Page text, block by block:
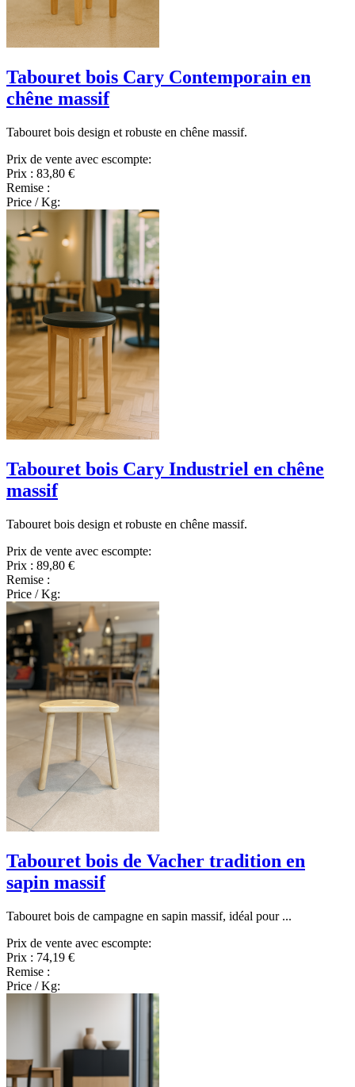
Tabouret bois Cary Contemporain en
chêne massif
Tabouret bois design et robuste en chêne massif.
Prix de vente avec escompte:
Prix : 83,80 €
Remise :
Price / Kg:
Tabouret bois Cary Industriel en chêne
massif
Tabouret bois design et robuste en chêne massif.
Prix de vente avec escompte:
Prix : 89,80 €
Remise :
Price / Kg:
Tabouret bois de Vacher tradition en
sapin massif
Tabouret bois de campagne en sapin massif, idéal pour ...
Prix de vente avec escompte:
Prix : 74,19 €
Remise :
Price / Kg: